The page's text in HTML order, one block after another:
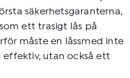
säkerhetsgaranterna,
ett trasigt lås på
måste en låssmed inte
effektiv, utan också ett